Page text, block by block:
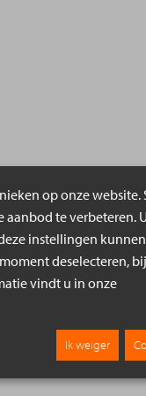
op onze website.
aanbod te verbeteren.
instellingen
deselecteren,
vindt u in onze
Ik weiger